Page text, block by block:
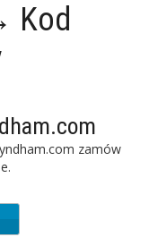
Kod
zamów